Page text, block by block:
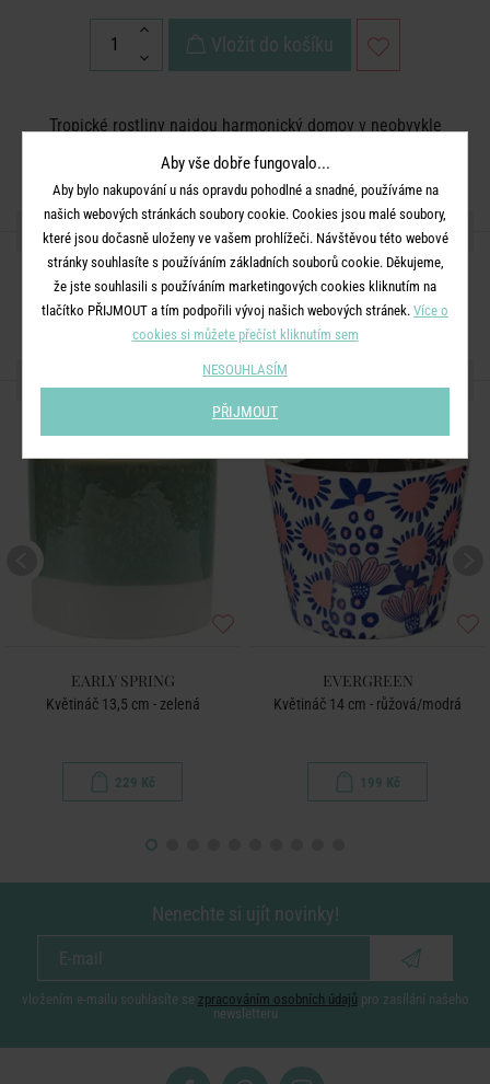
Vložit do košíku
Tropické rostliny najdou harmonický domov v neobvykle
tvarovaném květináči JUNGLE z kameniny. Kombinace
exotického zvířete a bujné rostliny je opravdu poutavá.
SDÍLEJTE S PŘÁTELI
MOHLO BY SE VÁM LÍBIT
EARLY SPRING
Květináč 13,5 cm - zelená
229 Kč
EVERGREEN
Květináč 14 cm - růžová/modrá
199 Kč
Nenechte si ujít novinky!
vložením e-mailu souhlasíte se zpracováním osobních údajů pro zasílání našeho
newsletteru
Aby vše dobře fungovalo...
Aby bylo nakupování u nás opravdu pohodlné a snadné, používáme na
našich webových stránkách soubory cookie. Cookies jsou malé soubory,
které jsou dočasně uloženy ve vašem prohlížeči. Návštěvou této webové
stránky souhlasíte s používáním základních souborů cookie. Děkujeme,
že jste souhlasili s používáním marketingových cookies kliknutím na
tlačítko PŘIJMOUT a tím podpořili vývoj našich webových stránek. Více o
cookies si můžete přečíst kliknutím sem
NESOUHLASÍM
PŘIJMOUT